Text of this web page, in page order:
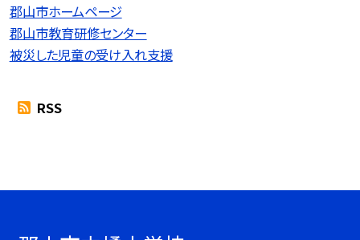
郡山市ホームページ
郡山市教育研修センター
被災した児童の受け入れ支援
RSS